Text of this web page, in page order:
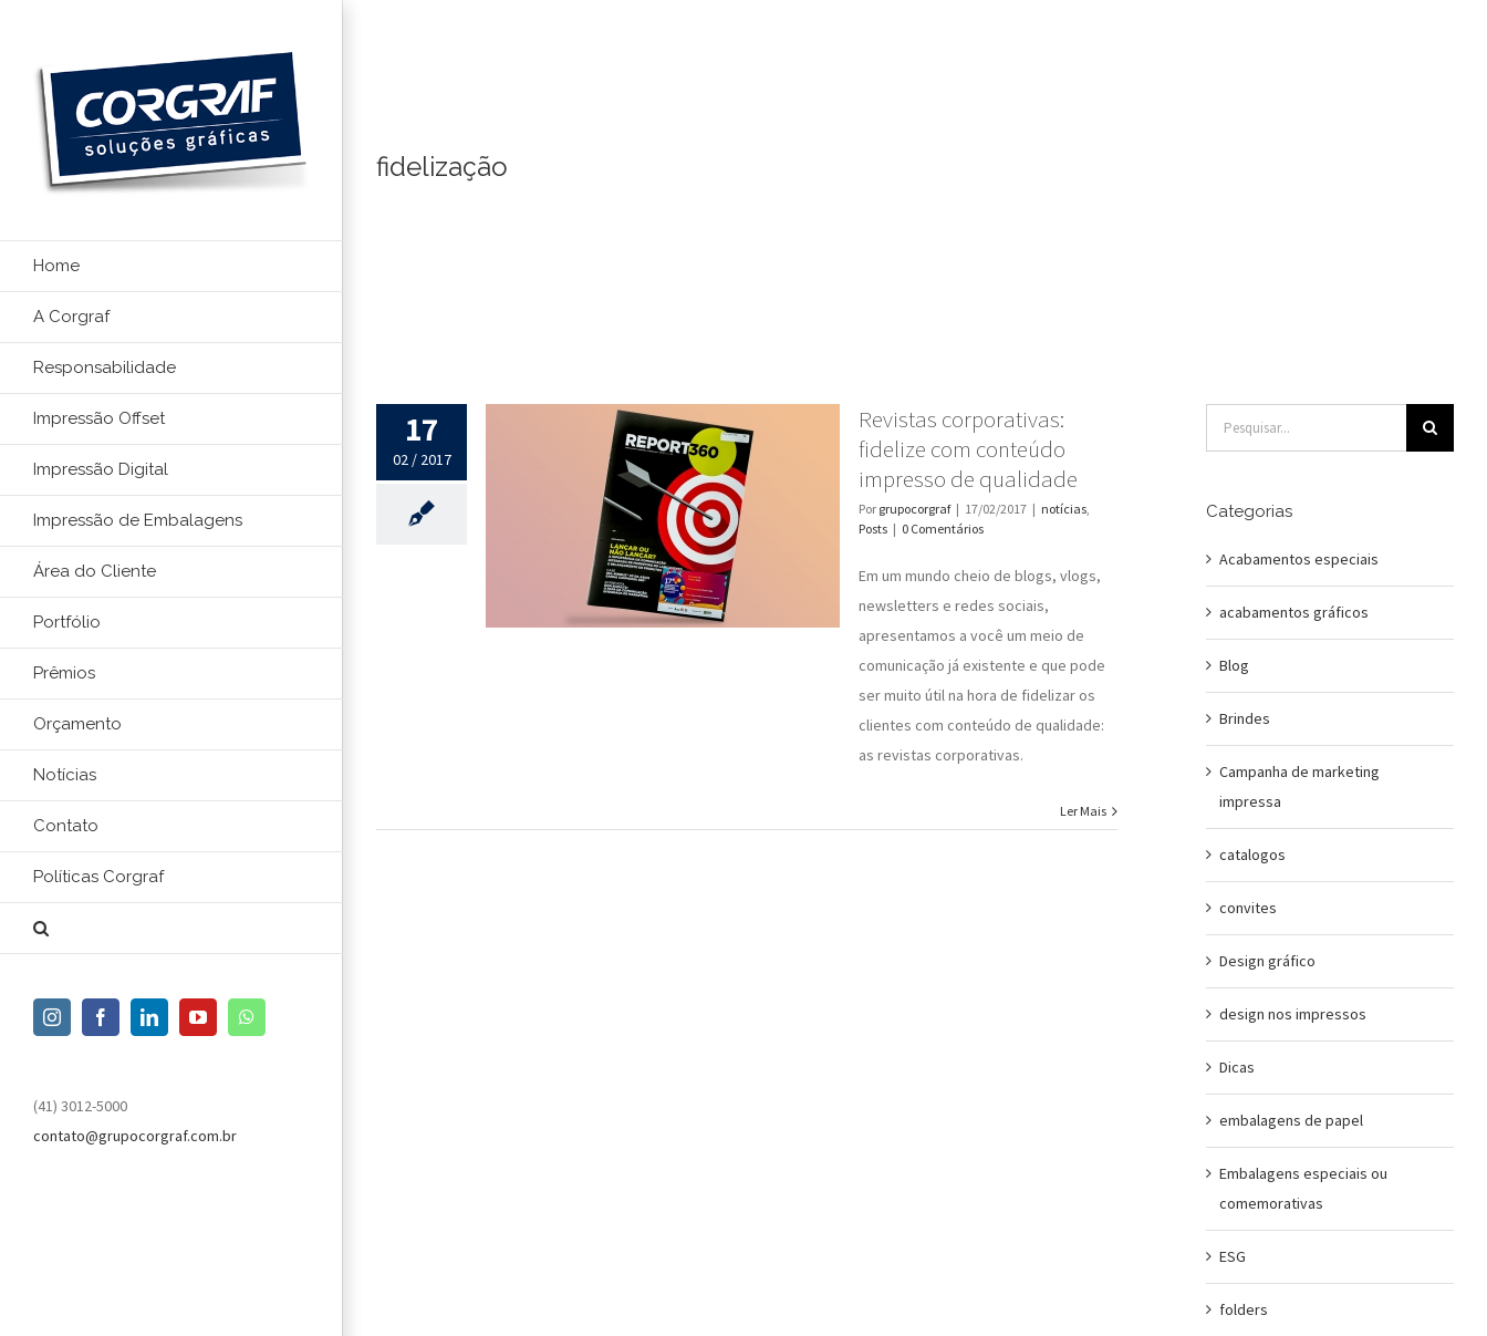
conteúdo
Home
A Corgraf
Responsabilidade
Impressão Offset
Impressão Digital
Impressão de Embalagens
Área do Cliente
Portfólio
Prêmios
Orçamento
Notícias
Contato
Políticas Corgraf
InstagramFacebookLinkedInYouTube
(41) 3012-5000
contato@grupocorgraf.com.br
fidelização
17
02 / 2017
Revistas corporativas:
fidelize com conteúdo
impresso de qualidade
Por grupocorgraf | 17/02/2017 | notícias,
Posts | 0 Comentários
Em um mundo cheio de blogs, vlogs,
newsletters e redes sociais,
apresentamos a você um meio de
comunicação já existente e que pode
ser muito útil na hora de fidelizar os
clientes com conteúdo de qualidade:
as revistas corporativas.
Ler Mais
resultados
Categorias
Acabamentos especiais
acabamentos gráficos
Blog
Brindes
Campanha de marketing
impressa
catalogos
convites
Design gráfico
design nos impressos
Dicas
embalagens de papel
Embalagens especiais ou
comemorativas
ESG
folders